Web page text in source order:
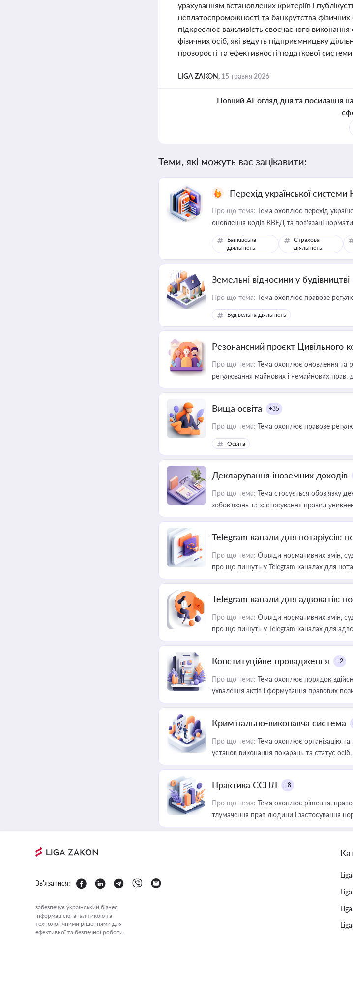
урахуванням встановлених критеріїв і
неплатоспроможності та банкрутства
підкреслює важливість своєчасного
фізичних осіб, які ведуть підприємницьку
прозорості та ефективності податкової
LIGA ZAKON, 15 травня 2026
Повний AI-огляд дня та посилання на
Теми, які можуть вас зацікавити:
Перехід української
Про що тема: Тема охоплює перехід
оновлення кодів КВЕД та пов'язані
Банківська
діяльність
Страхова
діяльність
Земельні відносини у будівництві
Про що тема: Тема охоплює правове
Будівельна діяльність
Резонансний проєкт Цивільного
Про що тема: Тема охоплює оновлення та
регулювання майнових і немайнових прав,
Вища освіта +35
Про що тема: Тема охоплює правове
Освіта
Декларування іноземних доходів
Про що тема: Тема стосується обов’язку
зобов’язань та застосування правил
Telegram канали для нотаріусів:
Про що тема: Огляди нормативних змін,
про що пишуть у Telegram каналах для
Telegram канали для адвокатів:
Про що тема: Огляди нормативних змін,
про що пишуть у Telegram каналах для
Конституційне провадження +2
Про що тема: Тема охоплює порядок
ухвалення актів і формування правових
Кримінально-виконавча система
Про що тема: Тема охоплює організацію та
установ виконання покарань та статус
Практика ЄСПЛ +8
Про що тема: Тема охоплює рішення,
тлумачення прав людини і застосування
Зв'язатися:
забезпечує український бізнес
інформацією, аналітикою та
технологічними рішеннями для
ефективної та безпечної роботи.